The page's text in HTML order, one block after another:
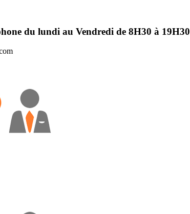
du lundi au Vendredi de 8H30 à 19H30